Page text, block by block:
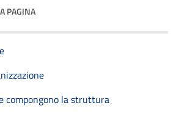
PAGINA
compongono la struttura